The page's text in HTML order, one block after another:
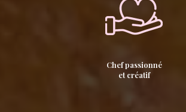
Chef passionné
et créatif